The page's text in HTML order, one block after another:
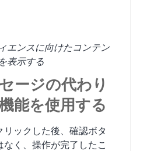
エンスに向けたコンテン
表示する
ージの代わり
能を使用する
ックした後、確認ボタ
なく、操作が完了したこ